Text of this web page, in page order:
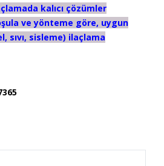
kalıcı çözümler
ve yönteme göre, uygun
sıvı, sisleme) ilaçlama